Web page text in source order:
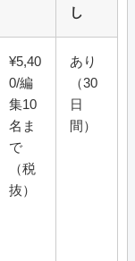
し
¥5,40
0/編
集10
名ま
で
（税
抜）
あり
（30
日
間）